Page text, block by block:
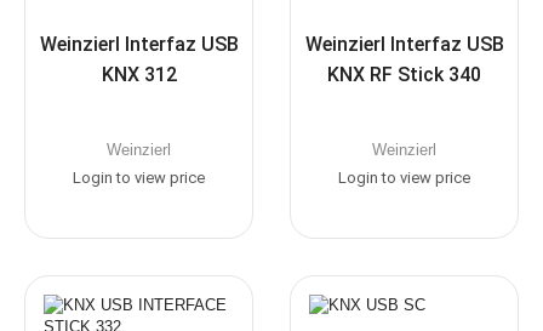
Weinzierl Interfaz USB
KNX 312
Weinzierl
Login to view price
Weinzierl Interfaz USB
KNX RF Stick 340
Weinzierl
Login to view price